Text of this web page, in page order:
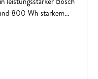
800 Wh starkem
für höchst präzise
dazu haben wir eine
zupackende
mit der
nicht verfügbar.)
zurzeit nicht verfügbar.)